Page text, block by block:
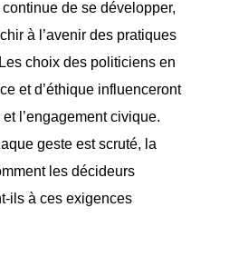
de se développer,
à l’avenir des pratiques
choix des politiciens en
et d’éthique influenceront
l’engagement civique.
geste est scruté, la
les décideurs
ils à ces exigences